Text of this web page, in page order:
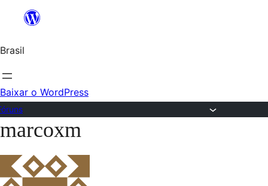
o
conteúdo
Brasil
Baixar o WordPress
Pular
conteúdo
marcoxm